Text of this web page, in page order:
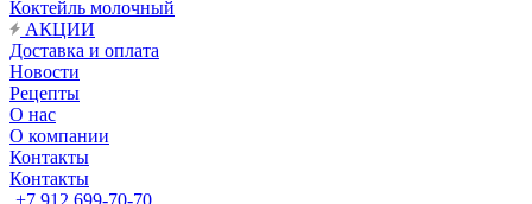
Коктейль молочный
АКЦИИ
Доставка и оплата
Новости
Рецепты
О нас
О компании
Контакты
Контакты
+7 912 699-70-70